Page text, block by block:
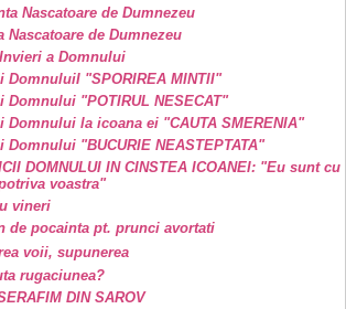
Nascatoare de Dumnezeu
Nascatoare de Dumnezeu
a Domnului
DomnuluiI "SPORIREA MINTII"
Domnului "POTIRUL NESECAT"
Domnului la icoana ei "CAUTA SMERENIA"
Domnului "BUCURIE NEASTEPTATA"
DOMNULUI IN CINSTEA ICOANEI: "Eu sunt cu
voastra"
vineri
de pocainta pt. prunci avortati
voii, supunerea
rugaciunea?
DIN SAROV